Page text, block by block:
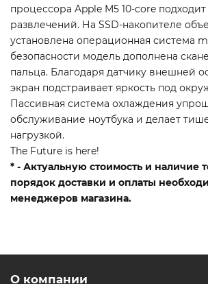
процессора Apple M5 10-core
развлечений. На SSD-накопителе
установлена операционная система
безопасности модель дополнена
пальца. Благодаря датчику внешней
экран подстраивает яркость под
Пассивная система охлаждения
обслуживание ноутбука и делает
нагрузкой.
The Future is here!
* - Актуальную стоимость и наличие
порядок доставки и оплаты
менеджеров магазина.
О компании